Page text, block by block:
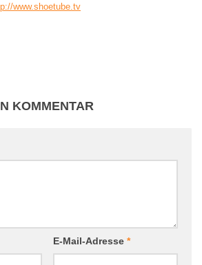
www.shoetube.tv
KOMMENTAR
E-Mail-Adresse *